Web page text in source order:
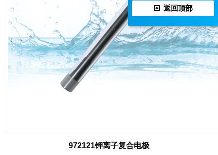
972121钾离子复合电极
返回顶部